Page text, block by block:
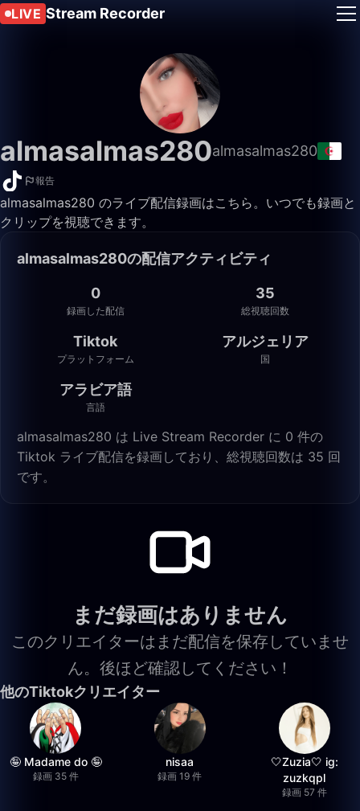
LIVE Stream Recorder
almasalmas280almasalmas280
報告
almasalmas280 のライブ配信録画はこちら。いつでも録画と
クリップを視聴できます。
almasalmas280の配信アクティビティ
0
録画した配信
35
総視聴回数
Tiktok
プラットフォーム
アルジェリア
国
アラビア語
言語
almasalmas280 は Live Stream Recorder に 0 件の
Tiktok ライブ配信を録画しており、総視聴回数は 35 回
です。
まだ録画はありません
このクリエイターはまだ配信を保存していませ
ん。後ほど確認してください！
他のTiktokクリエイター
🤪 Madame do 🤪
録画 35 件
nisaa
録画 19 件
🤍Zuzia🤍 ig:
zuzkqpl
録画 57 件